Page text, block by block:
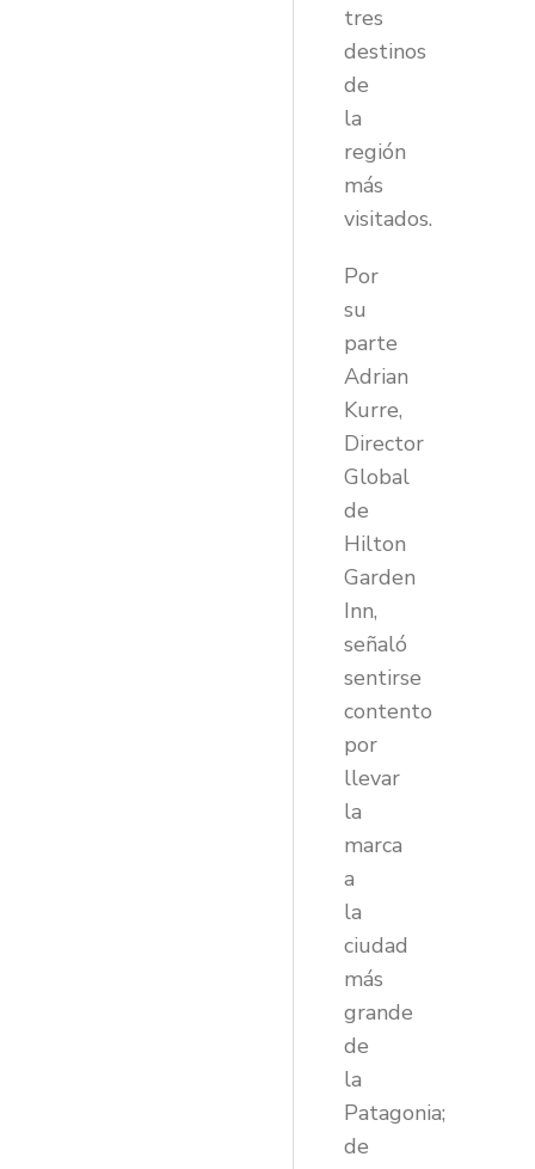
tres
destinos
de
la
región
más
visitados.
Por
su
parte
Adrian
Kurre,
Director
Global
de
Hilton
Garden
Inn,
señaló
sentirse
contento
por
llevar
la
marca
a
la
ciudad
más
grande
de
la
Patagonia;
de